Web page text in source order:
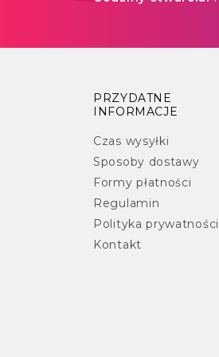
PRZYDATNE
INFORMACJE
Czas wysyłki
Sposoby dostawy
Formy płatności
Regulamin
Polityka prywatności
Kontakt